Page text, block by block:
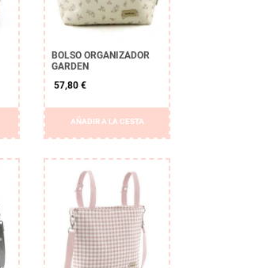
BOLSO ORGANIZADOR
GARDEN
57,80 €
AÑADIR A LA CESTA